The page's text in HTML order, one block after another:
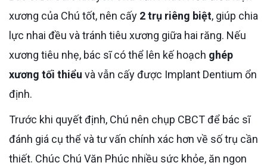
xương của Chú tốt, nên cấy 2 trụ riêng biệt, giúp chia
lực nhai đều và tránh tiêu xương giữa hai răng. Nếu
xương tiêu nhẹ, bác sĩ có thể lên kế hoạch ghép
xương tối thiểu và vẫn cấy được Implant Dentium ổn
định.
Trước khi quyết định, Chú nên chụp CBCT để bác sĩ
đánh giá cụ thể và tư vấn chính xác hơn về số trụ cần
thiết. Chúc Chú Văn Phúc nhiều sức khỏe, ăn ngon